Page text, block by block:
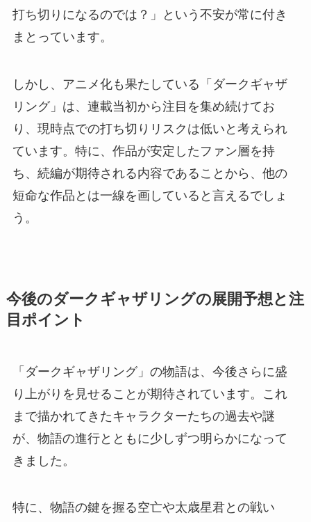
打ち切りになるのでは？」という不安が常に付き
まとっています。
しかし、アニメ化も果たしている「ダークギャザ
リング」は、連載当初から注目を集め続けてお
り、現時点での打ち切りリスクは低いと考えられ
ています。特に、作品が安定したファン層を持
ち、続編が期待される内容であることから、他の
短命な作品とは一線を画していると言えるでしょ
う。
今後のダークギャザリングの展開予想と注
目ポイント
「ダークギャザリング」の物語は、今後さらに盛
り上がりを見せることが期待されています。これ
まで描かれてきたキャラクターたちの過去や謎
が、物語の進行とともに少しずつ明らかになって
きました。
特に、物語の鍵を握る空亡や太歳星君との戦い